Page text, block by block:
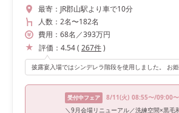
最寄： JR郡山駅より車で10分
人数： 2名〜182名
費用： 68名 ／393万円
評価： 4.54( 267件)
受付中フェア 8/11(火) 08:55〜/09:00〜/